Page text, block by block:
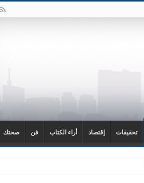
تحقيقات إقتصاد أراء الكتاب فن صحتك